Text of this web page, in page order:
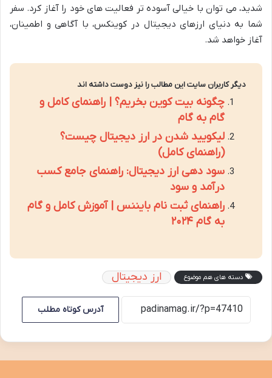
شدید، می توان با خیالی آسوده تر فعالیت های خود را آغاز کرد. سفر
شما به دنیای ارزهای دیجیتال در کوینکس، با آگاهی و اطمینان،
آغاز خواهد شد.
دیگر کاربران سایت این مطالب را نیز دوست داشته اند
چگونه بیت کوین بخریم؟ | راهنمای کامل و
گام به گام
لیکویید شدن در ارز دیجیتال چیست؟
(راهنمای کامل)
سود دهی ارز دیجیتال: راهنمای جامع کسب
درآمد و سود
راهنمای ثبت نام بایننس | آموزش کامل و گام
به گام ۲۰۲۴
دسته های هم موضوع ارز دیجیتال
آدرس کوتاه مطلب